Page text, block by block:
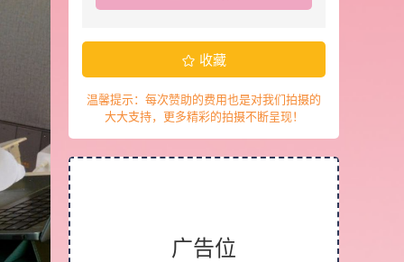
收藏
温馨提示：每次赞助的费用也是对我们拍摄的
大大支持，更多精彩的拍摄不断呈现！
广告位